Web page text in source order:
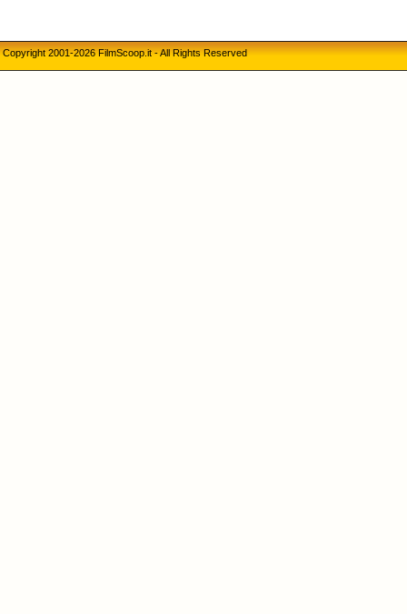
Copyright 2001-2026 FilmScoop.it - All Rights Reserved